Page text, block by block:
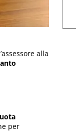
alla
per